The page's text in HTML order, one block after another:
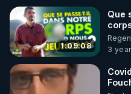
Warmcook :
Rendez-vous sur :
code : REGENERE10
▶ 10 % de réduction sur
de la boutique Vidya :
1:09:08
Que
3